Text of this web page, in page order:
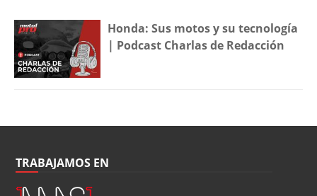
Honda: Sus motos y su tecnología
| Podcast Charlas de Redacción
TRABAJAMOS EN